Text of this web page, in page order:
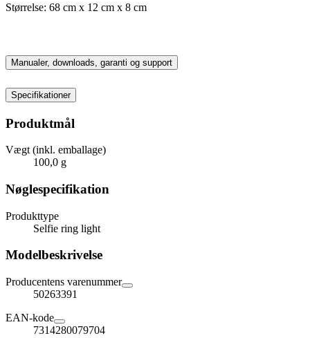
Størrelse: 68 cm x 12 cm x 8 cm
Manualer, downloads, garanti og support
Specifikationer
Produktmål
Vægt (inkl. emballage)
100,0 g
Nøglespecifikation
Produkttype
Selfie ring light
Modelbeskrivelse
Producentens varenummer
50263391
EAN-kode
7314280079704